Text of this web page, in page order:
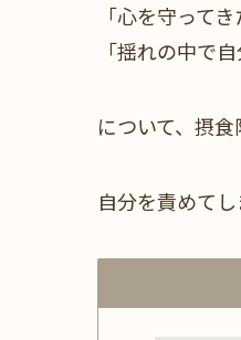
「心を守って
「揺れの中で
について、摂
自分を責めて